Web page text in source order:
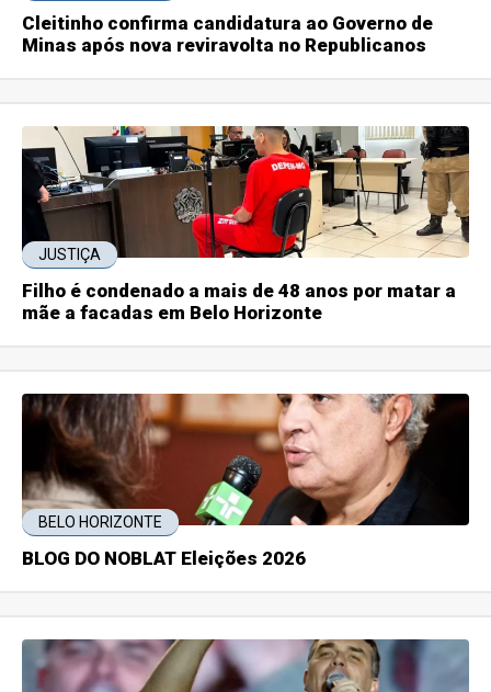
Cleitinho confirma candidatura ao Governo de
Minas após nova reviravolta no Republicanos
JUSTIÇA
Filho é condenado a mais de 48 anos por matar a
mãe a facadas em Belo Horizonte
BELO HORIZONTE
BLOG DO NOBLAT Eleições 2026